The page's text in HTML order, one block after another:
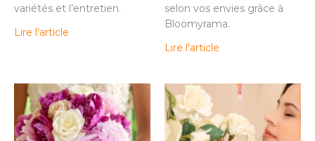
variétés et l’entretien.
Lire l'article
selon vos envies grâce à
Bloomyrama.
Lire l'article